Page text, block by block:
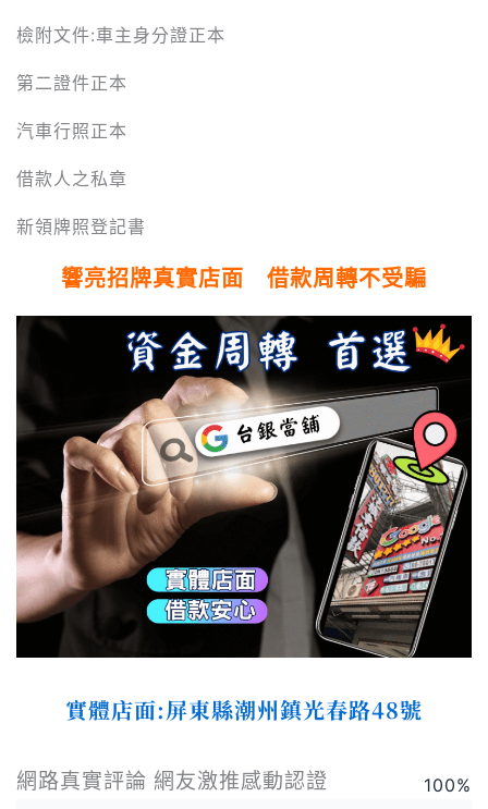
檢附文件:車主身分證正本
第二證件正本
汽車行照正本
借款人之私章
新領牌照登記書
響亮招牌真實店面 借款周轉不受騙
實體店面:屏東縣潮州鎮光春路48號
網路真實評論 網友激推感動認證 100%